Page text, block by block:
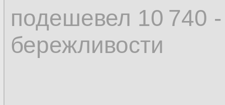
подешевел 10 740
бережливости